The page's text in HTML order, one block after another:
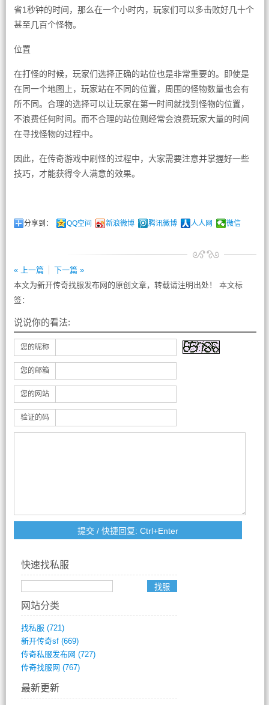
省1秒钟的时间，那么在一个小时内，玩家们可以多击败好几十个
甚至几百个怪物。
位置
在打怪的时候，玩家们选择正确的站位也是非常重要的。即使是
在同一个地图上，玩家站在不同的位置，周围的怪物数量也会有
所不同。合理的选择可以让玩家在第一时间就找到怪物的位置，
不浪费任何时间。而不合理的站位则经常会浪费玩家大量的时间
在寻找怪物的过程中。
因此，在传奇游戏中刷怪的过程中，大家需要注意并掌握好一些
技巧，才能获得令人满意的效果。
分享到： QQ空间 新浪微博 腾讯微博 人人网 微信
« 上一篇
下一篇 »
本文为新开传奇找服发布网的原创文章，转载请注明出处！ 本文标
签：
说说你的看法:
您的昵称
您的邮箱
您的网站
验证的码
快速找私服
网站分类
找私服 (721)
新开传奇sf(669)
传奇私服发布网 (727)
传奇找服网 (767)
最新更新